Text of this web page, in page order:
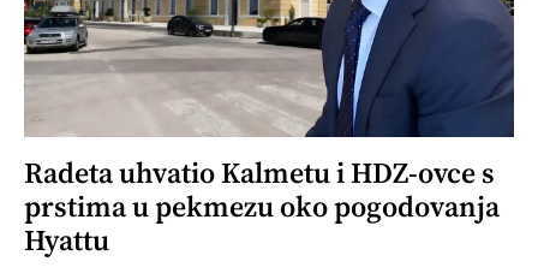
Radeta uhvatio Kalmetu i HDZ-ovce s
prstima u pekmezu oko pogodovanja
Hyattu